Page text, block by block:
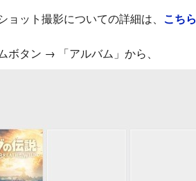
ョット撮影についての詳細は、 こちら
ボタン → 「アルバム」から、